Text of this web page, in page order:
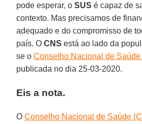
pode esperar, oSUS é capaz de
contexto. Mas precisamos de
adequado e do compromisso de
país. OCNS está ao lado da
se oConselho Nacional de
publicada no dia 25-03-2020.
Eis a nota.
OConselho Nacional de Saúde